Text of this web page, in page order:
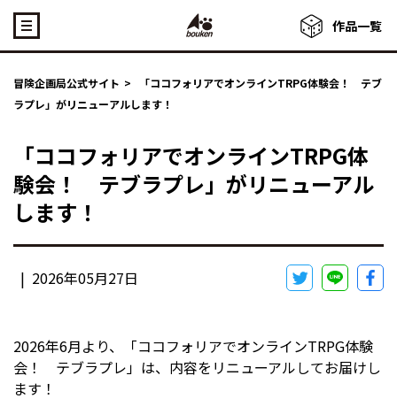
作品一覧
冒険企画局公式サイト >
「ココフォリアでオンラインTRPG体験会！ テブ
ラプレ」がリニューアルします！
「ココフォリアでオンラインTRPG体
験会！ テブラプレ」がリニューアル
します！
| 2026年05月27日
2026年6月より、
「ココフォリアでオンラインTRPG体験
会！ テブラプレ」 は、内容をリニューアルしてお届けし
ます！